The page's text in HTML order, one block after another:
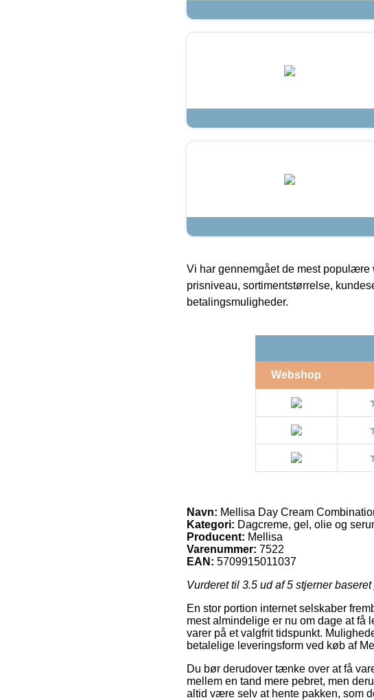
Vi har gennemgået de mest populære
prisniveau, sortimentstørrelse,
betalingsmuligheder.
Webshop
Navn: Mellisa Day Cream
Kategori: Dagcreme, gel, olie og
Producent: Mellisa
Varenummer: 7522
EAN: 5709915011037
Vurderet til 3.5 ud af 5 stjerner baseret
En stor portion internet selskaber
mest almindelige er nu om dage at få
varer på et valgfrit tidspunkt.
betalelige leveringsform ved køb af
Du bør derudover tænke over at få
mellem en tand mere pebret, men
altid være selv at hente pakken, som